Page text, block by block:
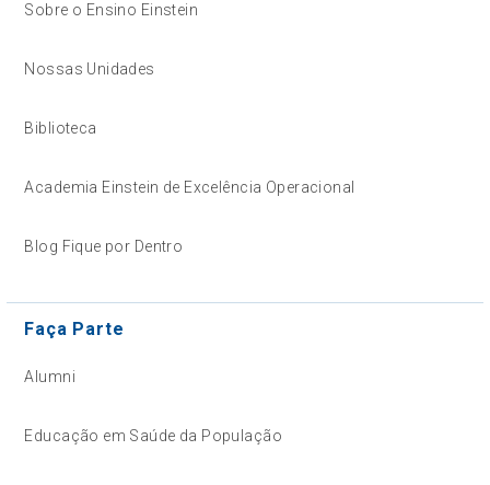
Sobre o Ensino Einstein
Nossas Unidades
Biblioteca
Academia Einstein de Excelência Operacional
Blog Fique por Dentro
Faça Parte
Alumni
Educação em Saúde da População